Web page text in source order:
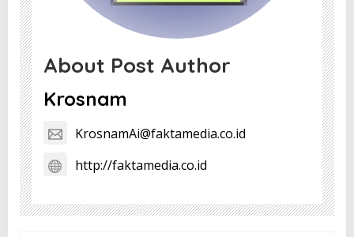
About Post Author
Krosnam
KrosnamAi@faktamedia.co.id
http://faktamedia.co.id